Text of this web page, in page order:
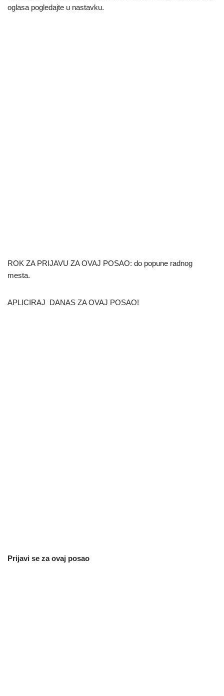
oglasa pogledajte u nastavku.
ROK ZA PRIJAVU ZA OVAJ POSAO: do popune radnog
mesta.
APLICIRAJ DANAS ZA OVAJ POSAO!
Prijavi se za ovaj posao